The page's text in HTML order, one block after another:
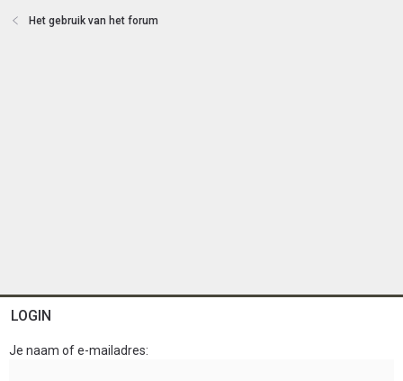
Het gebruik van het forum
LOGIN
Je naam of e-mailadres